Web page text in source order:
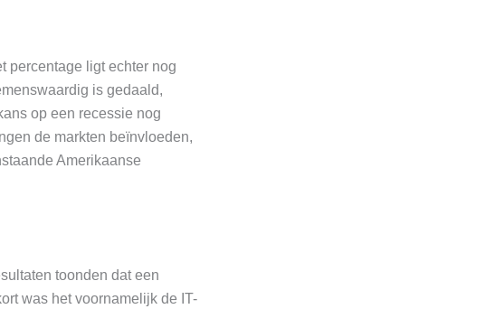
percentage ligt echter nog
is gedaald,
op een recessie nog
de markten beïnvloeden,
Amerikaanse
toonden dat een
was het voornamelijk de IT-